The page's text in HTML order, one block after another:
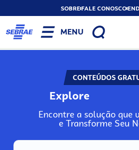
SOBREFALE CONOSCO
MENU
CONTEÚDOS
Explore
Encontre a solução que
e Transforme Seu